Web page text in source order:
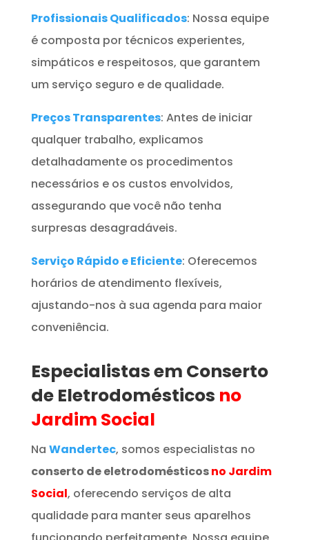
Profissionais Qualificados: Nossa equipe
é composta por técnicos experientes,
simpáticos e respeitosos, que garantem
um serviço seguro e de qualidade.
Preços Transparentes: Antes de iniciar
qualquer trabalho, explicamos
detalhadamente os procedimentos
necessários e os custos envolvidos,
assegurando que você não tenha
surpresas desagradáveis.
Serviço Rápido e Eficiente: Oferecemos
horários de atendimento flexíveis,
ajustando-nos à sua agenda para maior
conveniência.
Especialistas em Conserto
de Eletrodomésticos no
Jardim Social
Na Wandertec, somos especialistas no
conserto de eletrodomésticosno Jardim
Social, oferecendo serviços de alta
qualidade para manter seus aparelhos